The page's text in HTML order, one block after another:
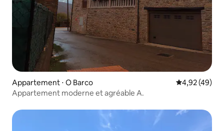
Appartement ⋅ O Barco Évaluation
4,92 (49)
Appartement moderne et agréable A.